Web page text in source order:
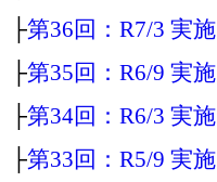
├第36回：R7/3 実施
├第35回：R6/9 実施
├第34回：R6/3 実施
├第33回：R5/9 実施